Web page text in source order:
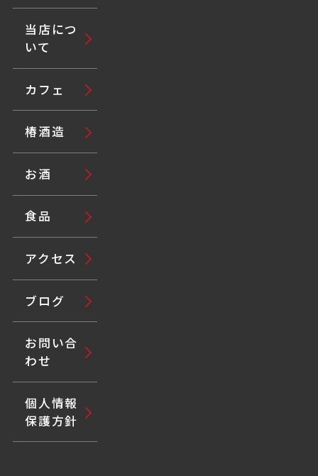
当店につ
いて
カフェ
椿酒造
お酒
食品
アクセス
ブログ
お問い合
わせ
個人情報
保護方針